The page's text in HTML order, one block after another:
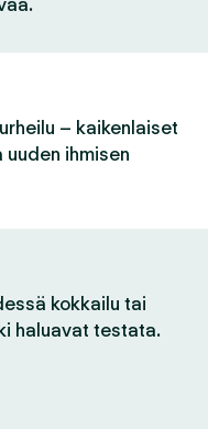
– kaikenlaiset
ihmisen
kokkailu tai
haluavat testata.